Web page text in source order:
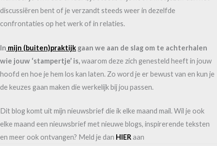
discussiëren bent of je verzandt steeds weer in dezelfde
confrontaties op het werk of in relaties.
In mijn (buiten)praktijk gaan we aan de slag om te achterhalen
wie jouw ‘stampertje’ is,waarom deze zich genesteld heeft in jouw
hoofd en hoe je hem los kan laten. Zo word je er bewust van en kun je
de keuzes gaan maken die werkelijk bij jou passen.
Dit blog komt uit mijn nieuwsbrief die ik elke maand mail. Wil je ook
elke maand een nieuwsbrief met nieuwe blogs, inspirerende teksten
en meer ook ontvangen? Meld je dan HIERaan